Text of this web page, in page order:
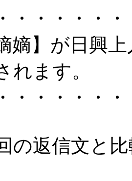
・・・・・
嫡】が日興
れます。
・・・・・
の返信文と